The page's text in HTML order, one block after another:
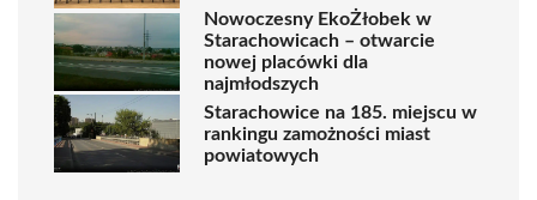
Nowoczesny EkoŻłobek w
Starachowicach – otwarcie
nowej placówki dla
najmłodszych
Starachowice na 185. miejscu w
rankingu zamożności miast
powiatowych